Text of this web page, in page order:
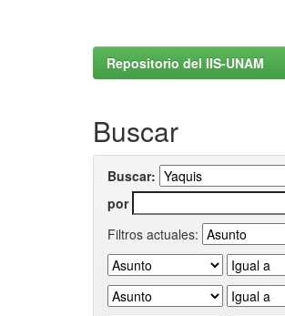
Repositorio del IIS-UNAM
Buscar
Buscar:
por
Filtros actuales: